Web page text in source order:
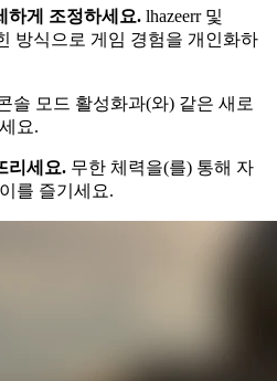
하게 조정하세요. lhazeerr 및
방식으로 게임 경험을 개인화하
솔 모드 활성화과(와) 같은 새로
요.
리세요. 무한 체력을(를) 통해 자
를 즐기세요.